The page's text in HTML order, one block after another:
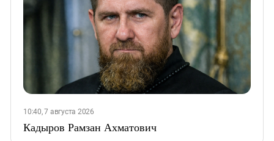
10:40, 7 августа 2026
Кадыров Рамзан Ахматович